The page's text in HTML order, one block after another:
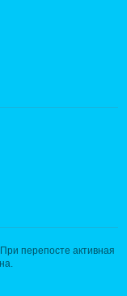
перепосте активная